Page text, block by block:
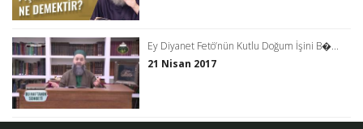
Ey Diyanet Fetö’nün Kutlu Doğum İşini B�...
21 Nisan 2017